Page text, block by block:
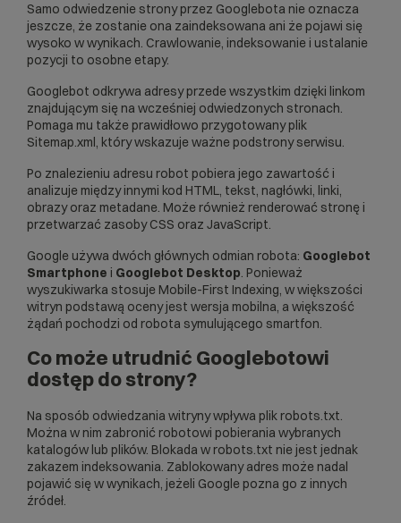
Samo odwiedzenie strony przez Googlebota nie oznacza
jeszcze, że zostanie ona zaindeksowana ani że pojawi się
wysoko w wynikach. Crawlowanie, indeksowanie i ustalanie
pozycji to osobne etapy.
Googlebot odkrywa adresy przede wszystkim dzięki linkom
znajdującym się na wcześniej odwiedzonych stronach.
Pomaga mu także prawidłowo przygotowany plik
Sitemap.xml, który wskazuje ważne podstrony serwisu.
Po znalezieniu adresu robot pobiera jego zawartość i
analizuje między innymi kod HTML, tekst, nagłówki, linki,
obrazy oraz metadane. Może również renderować stronę i
przetwarzać zasoby CSS oraz JavaScript.
Google używa dwóch głównych odmian robota: Googlebot
Smartphone i Googlebot Desktop. Ponieważ
wyszukiwarka stosuje Mobile-First Indexing, w większości
witryn podstawą oceny jest wersja mobilna, a większość
żądań pochodzi od robota symulującego smartfon.
Co może utrudnić Googlebotowi
dostęp do strony?
Na sposób odwiedzania witryny wpływa plik robots.txt.
Można w nim zabronić robotowi pobierania wybranych
katalogów lub plików. Blokada w robots.txt nie jest jednak
zakazem indeksowania. Zablokowany adres może nadal
pojawić się w wynikach, jeżeli Google pozna go z innych
źródeł.